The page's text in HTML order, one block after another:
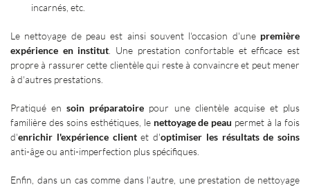
incarnés, etc.
Le nettoyage de peau est ainsi souvent l'occasion d'une première
expérience en institut . Une prestation confortable et efficace est
propre à rassurer cette clientèle qui reste à convaincre et peut mener
à d'autres prestations.
Pratiqué ensoin préparatoire pour une clientèle acquise et plus
familière des soins esthétiques, le nettoyage de peau permet à la fois
d'enrichir l'expérience clientet d'optimiser les résultats de soins
anti-âge ou anti-imperfection plus spécifiques.
Enfin, dans un cas comme dans l'autre, une prestation de nettoyage